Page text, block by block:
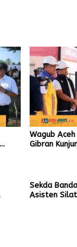
Wagub
Gibran
Sekda
Asisten